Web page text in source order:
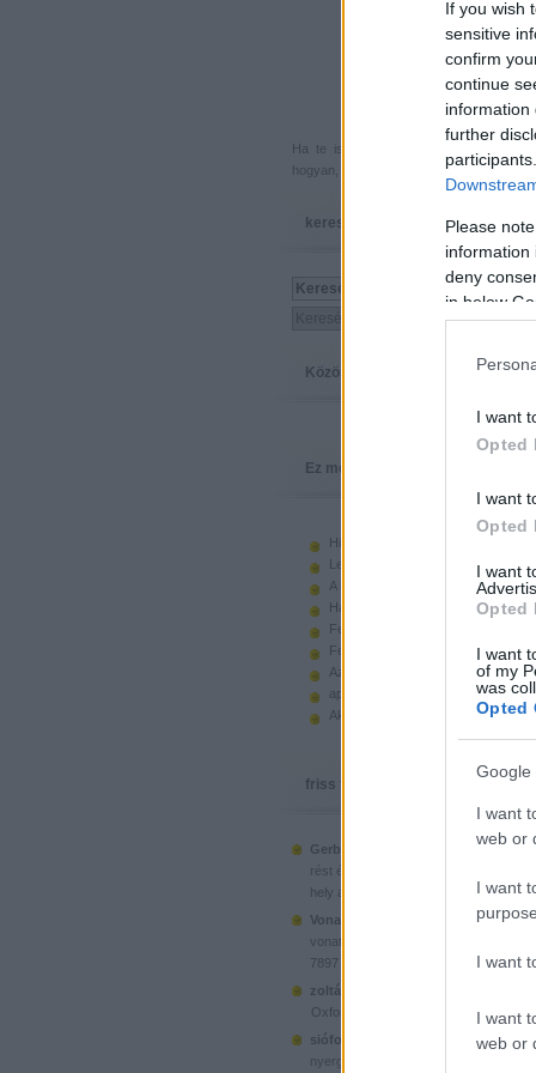
If you wish
sensitive
confirm
continue
information
further
Please
information
deny
in below
I want
Opted
I want
Opted
I want
Opted
I want
of my
was
Opted
Google
I want
web or
I want
I want
I want
web or
Ha te is küldenél egy végigjátszást,
hogyan, hova, mikor, kivel és miért,
keresés
Közösség
Ez megy
Hiányzó elemek beszerzése
Legoland Németország 2010
A kastélyok képes története
Használt legót piacról
Feltörjük a legó ugart
Fehérítsd ki!
Az Indiana Jones készletek
apró. hirdetés.
Akciók, újdonságok a polcon,
friss topikok
Gerberus:
Mostanra már a Lego is
rést é...
hely a klónoknak
Vonatotkeresek1:
@BorZol: Üdv, hol
vonatot venni...
7897 Passenger Train
zoltán999:
Oxford, a dél-koreai klón
siófoki35:
A platós teherautó
nyergesvonta...